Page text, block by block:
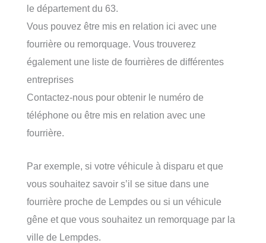
le département du 63.
Vous pouvez être mis en relation ici avec une
fourrière ou remorquage. Vous trouverez
également une liste de fourrières de différentes
entreprises
Contactez-nous pour obtenir le numéro de
téléphone ou être mis en relation avec une
fourrière.
Par exemple, si votre véhicule à disparu et que
vous souhaitez savoir s’il se situe dans une
fourrière proche de Lempdes ou si un véhicule
gêne et que vous souhaitez un remorquage par la
ville de Lempdes.